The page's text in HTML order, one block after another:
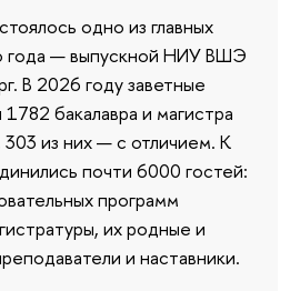
одно из главных
года — выпускной НИУ ВШЭ
В 2026 году заветные
бакалавра и магистра
из них — с отличием. К
почти 6000 гостей:
программ
их родные и
и наставники.